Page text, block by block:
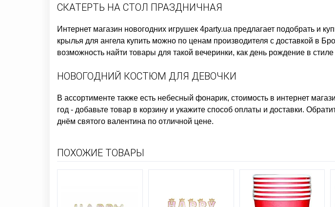
СКАТЕРТЬ НА СТОЛ ПРАЗДНИЧНАЯ
Интернет магазин новогодних игрушек 4party.ua предлагает подобрать и
крылья для ангела купить можно по ценам производителя с доставкой в
возможность найти товары для такой вечеринки, как день рождение в стиле
НОВОГОДНИЙ КОСТЮМ ДЛЯ ДЕВОЧКИ
В ассортименте также есть небесный фонарик, стоимость в интернет
год - добавьте товар в корзину и укажите способ оплаты и доставки.
днём святого валентина по отличной цене.
ПОХОЖИЕ ТОВАРЫ